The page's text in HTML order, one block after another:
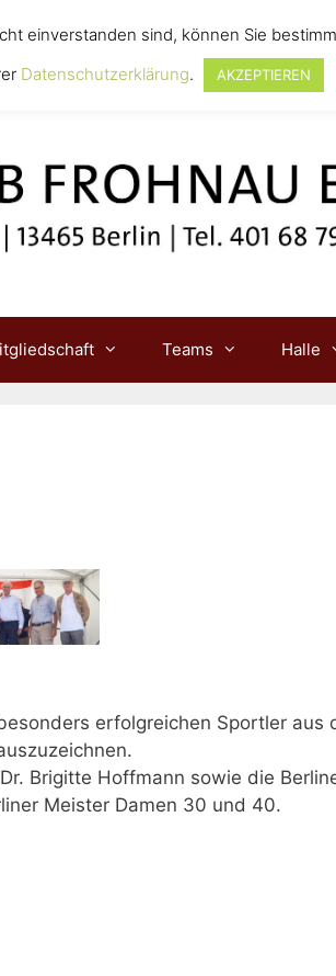
Teams Halle
erfolgreichen Sportler aus
Brigitte Hoffmann sowie die
Meister Damen 30 und 40.
einverstanden sind, können Sie
Datenschutzerklärung. AKZEPTIEREN